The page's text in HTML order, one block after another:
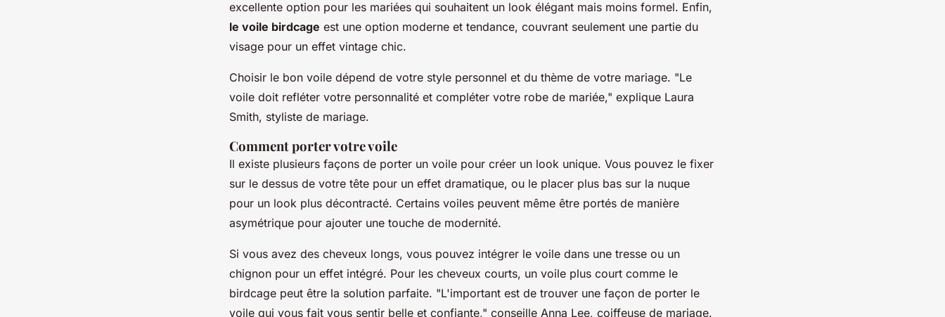
excellente option pour les mariées qui souhaitent un look élégant mais moins formel. Enfin,
le voile birdcage est une option moderne et tendance, couvrant seulement une partie du
visage pour un effet vintage chic.
Choisir le bon voile dépend de votre style personnel et du thème de votre mariage. "Le
voile doit refléter votre personnalité et compléter votre robe de mariée," explique Laura
Smith, styliste de mariage.
Comment porter votre voile
Il existe plusieurs façons de porter un voile pour créer un look unique. Vous pouvez le fixer
sur le dessus de votre tête pour un effet dramatique, ou le placer plus bas sur la nuque
pour un look plus décontracté. Certains voiles peuvent même être portés de manière
asymétrique pour ajouter une touche de modernité.
Si vous avez des cheveux longs, vous pouvez intégrer le voile dans une tresse ou un
chignon pour un effet intégré. Pour les cheveux courts, un voile plus court comme le
birdcage peut être la solution parfaite. "L'important est de trouver une façon de porter le
voile qui vous fait vous sentir belle et confiante," conseille Anna Lee, coiffeuse de mariage.